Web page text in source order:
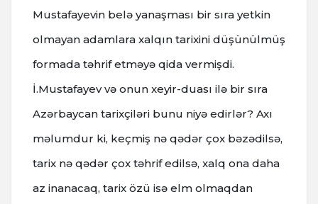
Mustafayevin belə yanaşması bir sıra yetkin
olmayan adamlara xalqın tarixini düşünülmüş
formada təhrif etməyə qida vermişdi.
İ.Mustafayev və onun xeyir-duası ilə bir sıra
Azərbaycan tarixçiləri bunu niyə edirlər? Axı
məlumdur ki, keçmiş nə qədər çox bəzədilsə,
tarix nə qədər çox təhrif edilsə, xalq ona daha
az inanacaq, tarix özü isə elm olmaqdan